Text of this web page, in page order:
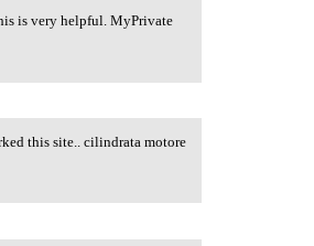
is very helpful. MyPrivate
this site.. cilindrata motore